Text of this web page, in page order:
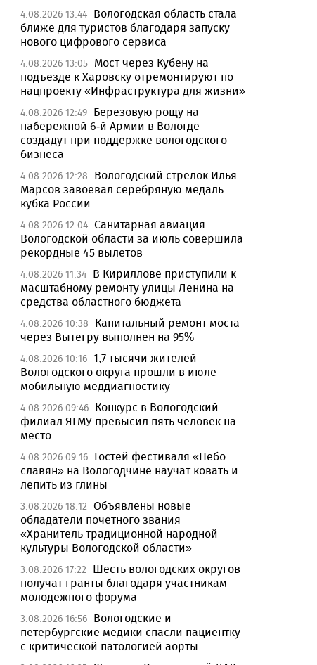
4.08.2026 13:44 Вологодская область стала
ближе для туристов благодаря запуску
нового цифрового сервиса
4.08.2026 13:05 Мост через Кубену на
подъезде к Харовску отремонтируют по
нацпроекту «Инфраструктура для жизни»
4.08.2026 12:49 Березовую рощу на
набережной 6-й Армии в Вологде
создадут при поддержке вологодского
бизнеса
4.08.2026 12:28
Вологодский стрелок Илья
Марсов завоевал серебряную медаль
кубка России
4.08.2026 12:04 Санитарная авиация
Вологодской области за июль совершила
рекордные 45 вылетов
4.08.2026 11:34 В Кириллове приступили к
масштабному ремонту улицы Ленина на
средства областного бюджета
4.08.2026 10:38
Капитальный ремонт моста
через Вытегру выполнен на 95%
4.08.2026 10:16 1,7 тысячи жителей
Вологодского округа прошли в июле
мобильную меддиагностику
4.08.2026 09:46 Конкурс в Вологодский
филиал ЯГМУ превысил пять человек на
место
4.08.2026 09:16 Гостей фестиваля «Небо
славян» на Вологодчине научат ковать и
лепить из глины
3.08.2026 18:12 Объявлены новые
обладатели почетного звания
«Хранитель традиционной народной
культуры Вологодской области»
3.08.2026 17:22
Шесть вологодских округов
получат гранты благодаря участникам
молодежного форума
3.08.2026 16:56 Вологодские и
петербургские медики спасли пациентку
с критической патологией аорты